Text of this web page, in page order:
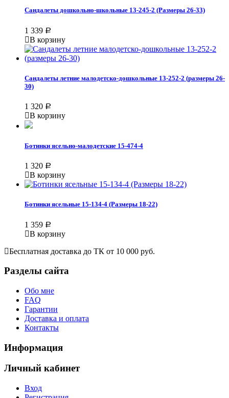
Сандалеты дошкольно-школьные 13-245-2 (Размеры 26-33)
1 339 Р
В корзину
Сандалеты летние малодетско-дошкольные 13-252-2 (размеры 26-
30)
1 320 Р
В корзину
Ботинки ясельно-малодетские 15-474-4
1 320 Р
В корзину
Ботинки ясельные 15-134-4 (Размеры 18-22)
1 359 Р
В корзину
Бесплатная доставка до ТК от 10 000 руб.
Разделы сайта
Обо мне
FAQ
Гарантии
Доставка и оплата
Контакты
Информация
Личный кабинет
Вход